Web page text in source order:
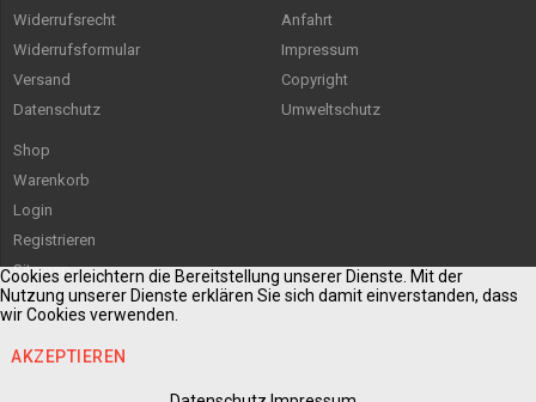
Widerrufsrecht
Widerrufsformular
Versand
Datenschutz
Anfahrt
Impressum
Copyright
Umweltschutz
Shop
Warenkorb
Login
Registrieren
Sitemap
Cookies erleichtern die Bereitstellung unserer Dienste. Mit der
Nutzung unserer Dienste erklären Sie sich damit einverstanden, dass
wir Cookies verwenden.
AKZEPTIEREN